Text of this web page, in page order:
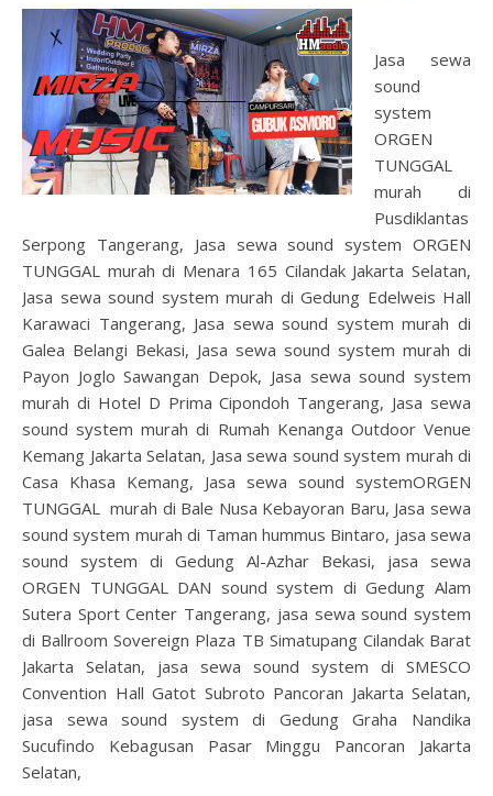
Jasa sewa
sound
system
ORGEN
TUNGGAL
murah di
Pusdiklantas
Serpong Tangerang, Jasa sewa sound system ORGEN
TUNGGAL murah di Menara 165 Cilandak Jakarta Selatan,
Jasa sewa sound system murah di Gedung Edelweis Hall
Karawaci Tangerang, Jasa sewa sound system murah di
Galea Belangi Bekasi, Jasa sewa sound system murah di
Payon Joglo Sawangan Depok, Jasa sewa sound system
murah di Hotel D Prima Cipondoh Tangerang, Jasa sewa
sound system murah di Rumah Kenanga Outdoor Venue
Kemang Jakarta Selatan, Jasa sewa sound system murah di
Casa Khasa Kemang, Jasa sewa sound systemORGEN
TUNGGAL murah di Bale Nusa Kebayoran Baru, Jasa sewa
sound system murah di Taman hummus Bintaro, jasa sewa
sound system di Gedung Al-Azhar Bekasi, jasa sewa
ORGEN TUNGGAL DAN sound system di Gedung Alam
Sutera Sport Center Tangerang, jasa sewa sound system
di Ballroom Sovereign Plaza TB Simatupang Cilandak Barat
Jakarta Selatan, jasa sewa sound system di SMESCO
Convention Hall Gatot Subroto Pancoran Jakarta Selatan,
jasa sewa sound system di Gedung Graha Nandika
Sucufindo Kebagusan Pasar Minggu Pancoran Jakarta
Selatan,